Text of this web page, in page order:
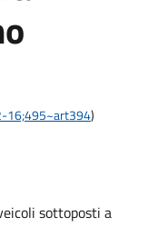
16;495~art394)
sottoposti a